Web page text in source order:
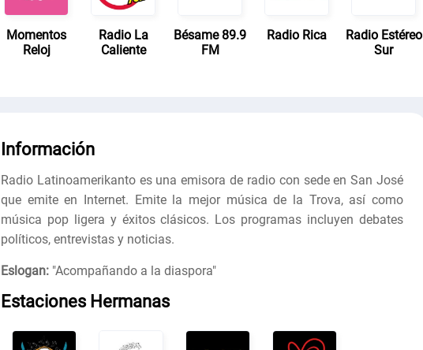
Momentos
Reloj
Radio La
Caliente
Bésame 89.9
FM
Radio Rica
Radio Estéreo
Sur
Información
Radio Latinoamerikanto es una emisora de radio con sede en San José
que emite en Internet. Emite la mejor música de la Trova, así como
música pop ligera y éxitos clásicos. Los programas incluyen debates
políticos, entrevistas y noticias.
Eslogan: "Acompañando a la diaspora"
Estaciones Hermanas